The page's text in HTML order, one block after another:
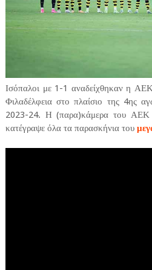
Ισόπαλοι με 1-1 αναδείχθηκαν η
Φιλαδέλφεια στο πλαίσιο της 4ης
2023-24. Η (παρα)κάμερα του ΑΕΚ
κατέγραψε όλα τα παρασκήνια του